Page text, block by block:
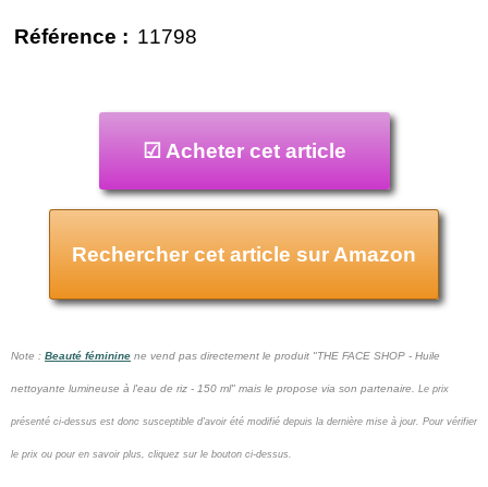
Référence : 11798
☑ Acheter cet article
Rechercher cet article sur Amazon
Note : Beauté féminine ne vend pas directement le produit "THE FACE SHOP - Huile
nettoyante lumineuse à l'eau de riz - 150 ml" mais le propose via son partenaire. Le prix
présenté ci-dessus est donc susceptible d'avoir été modifié depuis la dernière mise à jour. Pour vérifier
le prix ou pour en savoir plus, cliquez sur le bouton ci-dessus.